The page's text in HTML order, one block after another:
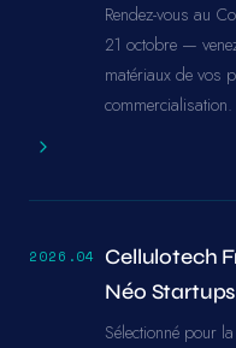
Rendez-vous au
21 octobre —
matériaux de vos
commercialisation.
2026.04
Cellulotech
Néo
Sélectionné pour